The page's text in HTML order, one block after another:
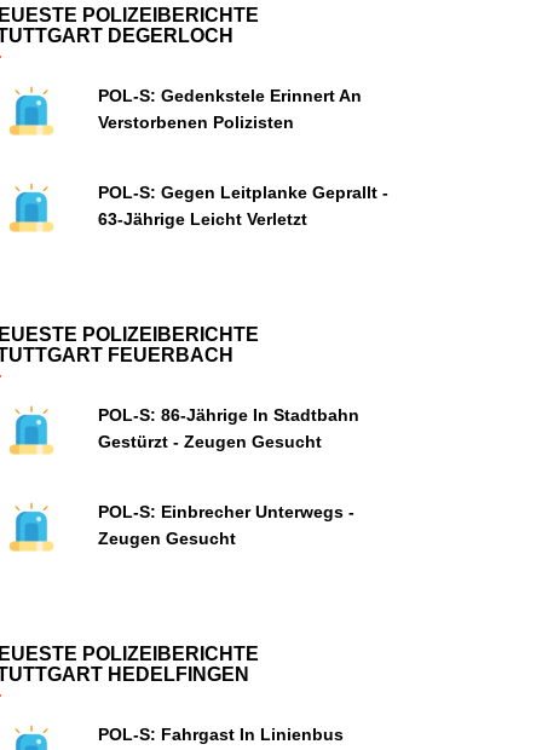
POLIZEIBERICHTE
DEGERLOCH
POL-S: Gedenkstele Erinnert An
Verstorbenen Polizisten
POL-S: Gegen Leitplanke Geprallt -
63-Jährige Leicht Verletzt
POLIZEIBERICHTE
FEUERBACH
POL-S: 86-Jährige In Stadtbahn
Gestürzt - Zeugen Gesucht
POL-S: Einbrecher Unterwegs -
Zeugen Gesucht
POLIZEIBERICHTE
HEDELFINGEN
POL-S: Fahrgast In Linienbus